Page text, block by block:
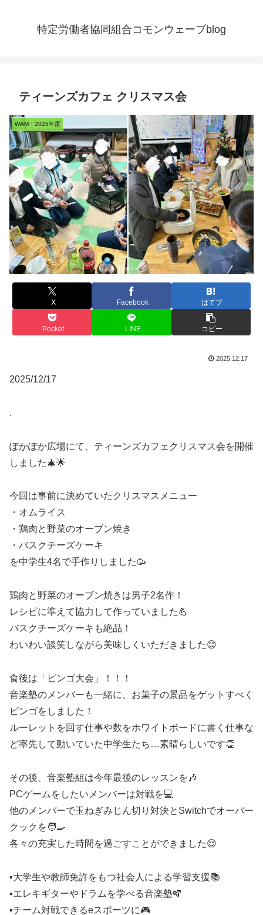
特定労働者協同組合コモンウェーブblog
ティーンズカフェ クリスマス会
WAM・2025年度
X Facebook はてブ
Pocket LINE コピー
2025.12.17
2025/12/17
.
ぽかぽか広場にて、ティーンズカフェクリスマス会を開催
しました🎄🌟
今回は事前に決めていたクリスマスメニュー
・オムライス
・鶏肉と野菜のオーブン焼き
・バスクチーズケーキ
を中学生4名で手作りしました🥳
鶏肉と野菜のオーブン焼きは男子2名作！
レシピに準えて協力して作っていました💪
バスクチーズケーキも絶品！
わいわい談笑しながら美味しくいただきました😊
食後は「ビンゴ大会」！！！
音楽塾のメンバーも一緒に、お菓子の景品をゲットすべく
ビンゴをしました！
ルーレットを回す仕事や数をホワイトボードに書く仕事な
ど率先して動いていた中学生たち…素晴らしいです👏
その後、音楽塾組は今年最後のレッスンを🎶
PCゲームをしたいメンバーは対戦を💻
他のメンバーで玉ねぎみじん切り対決とSwitchでオーバー
クックを🧑‍🍳
各々の充実した時間を過ごすことができました😌
▪大学生や教師免許をもつ社会人による学習支援📚
▪エレキギターやドラムを学べる音楽塾🪇
▪チーム対戦できるeスポーツに🎮